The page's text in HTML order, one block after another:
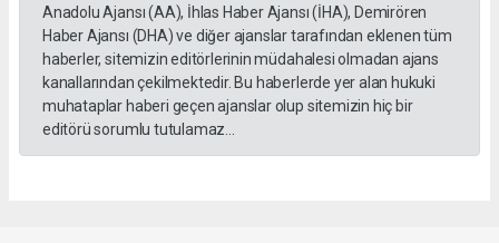
Anadolu Ajansı (AA), İhlas Haber Ajansı (İHA), Demirören
Haber Ajansı (DHA) ve diğer ajanslar tarafından eklenen tüm
haberler, sitemizin editörlerinin müdahalesi olmadan ajans
kanallarından çekilmektedir. Bu haberlerde yer alan hukuki
muhataplar haberi geçen ajanslar olup sitemizin hiç bir
editörü sorumlu tutulamaz...